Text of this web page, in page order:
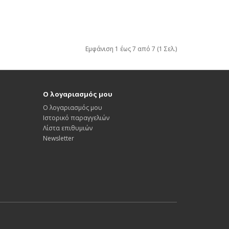
Εμφάνιση 1 έως 7 από 7 (1 Σελ.)
Ο λογαριασμός μου
Ο λογαριασμός μου
Ιστορικό παραγγελιών
Λίστα επιθυμιών
Newsletter